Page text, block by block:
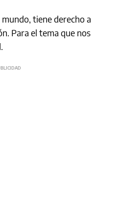
tiene derecho a
Para el tema que nos